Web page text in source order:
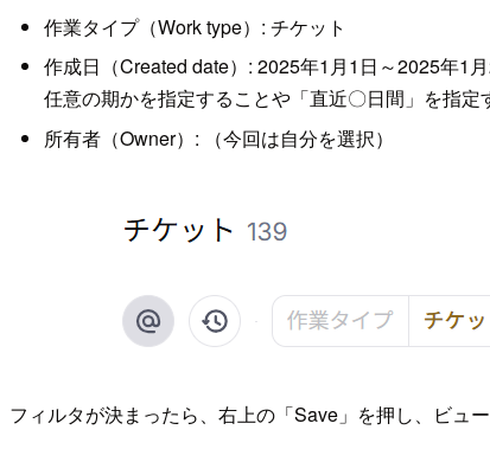
作業タイプ（Work type）: チケット
作成日（Created date）: 2025年1月1日～2025年1
任意の期かを指定することや「直近〇日間」を指定
所有者（Owner）: （今回は自分を選択）
フィルタが決まったら、右上の「Save」を押し、ビュ